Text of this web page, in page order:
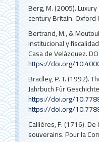
Berg, M. (2005).
century Britain.
Bertrand, M., &
institucional y
Casa de Velázquez.
https://doi.org/
Bradley, P. T. (1992).
Jahrbuch Für
https://doi.org/
https://doi.org/
Callières, F. (1716).
souverains. Pour la